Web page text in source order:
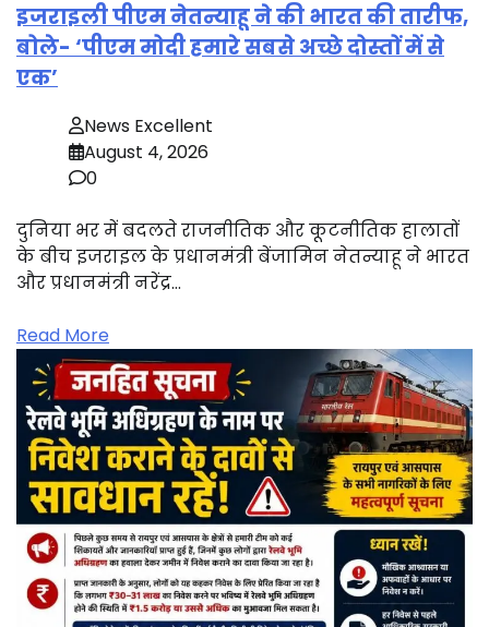
इजराइली पीएम नेतन्याहू ने की भारत की तारीफ,
बोले- ‘पीएम मोदी हमारे सबसे अच्छे दोस्तों में से
एक’
News Excellent
August 4, 2026
0
दुनिया भर में बदलते राजनीतिक और कूटनीतिक हालातों
के बीच इजराइल के प्रधानमंत्री बेंजामिन नेतन्याहू ने भारत
और प्रधानमंत्री नरेंद्र…
Read More